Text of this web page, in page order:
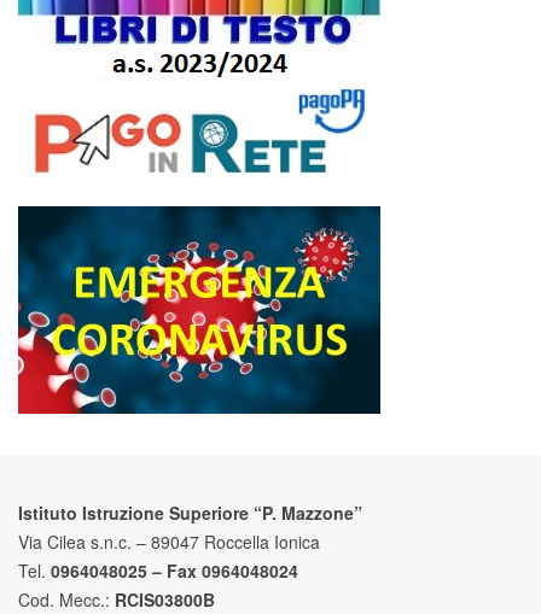
Istituto Istruzione Superiore “P. Mazzone”
Via Cilea s.n.c. – 89047 Roccella Ionica
Tel. 0964048025 – Fax 0964048024
Cod. Mecc.: RCIS03800B